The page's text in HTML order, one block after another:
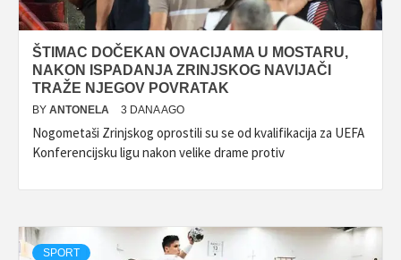
ŠTIMAC DOČEKAN OVACIJAMA U MOSTARU,
NAKON ISPADANJA ZRINJSKOG NAVIJAČI
TRAŽE NJEGOV POVRATAK
BY ANTONELA 3 DANA AGO
Nogometaši Zrinjskog oprostili su se od kvalifikacija za UEFA
Konferencijsku ligu nakon velike drame protiv
SPORT